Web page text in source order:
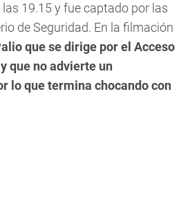
19.15 y fue captado por las
de Seguridad. En la filmación
que se dirige por el Acceso
que no advierte un
lo que termina chocando con